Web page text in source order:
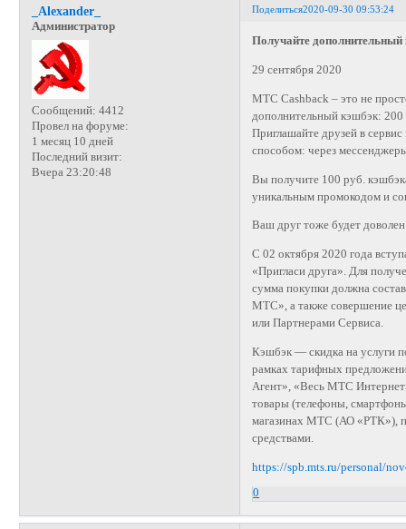
Поделиться2020-09-30 09:53:24
_Alexander_
Администратор
Сообщений: 4412
Провел на форуме:
1 месяц 10 дней
Последний визит:
Вчера 23:20:48
Получайте
29 сентября 2020
МТС Cashback – это не
дополнительный кэшбэк:
Приглашайте друзей в
способом: через
Вы получите 100 руб.
уникальным промокодом и
Ваш друг тоже будет
С 02 октября 2020 года
«Пригласи друга». Для
сумма покупки должна
МТС», а также совершение
или Партнерами Сервиса.
Кэшбэк — скидка на услуги
рамках тарифных
Агент», «Весь МТС
товары (телефоны,
магазинах МТС (АО «РТК»),
средствами.
https://spb.mts.ru/personal/
0